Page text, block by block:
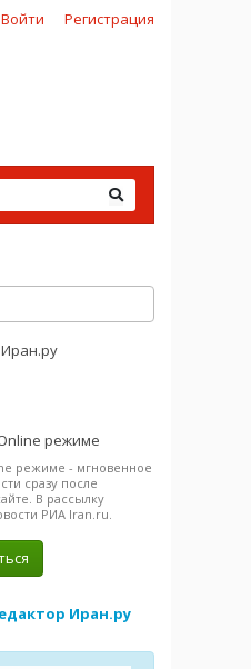
Войти Регистрация
режиме
режиме - мгновенное
сразу после
В рассылку
РИА Iran.ru.
Иран.ру